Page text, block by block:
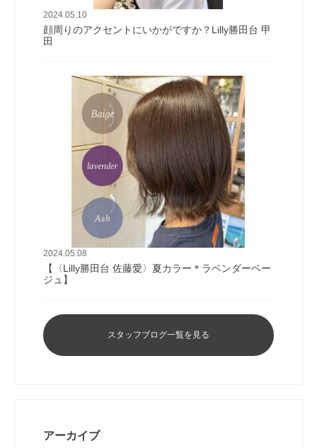
2024.05.10
顔周りのアクセントにいかがですか？Lilly勝田台 甲
田
2024.05.08
【〈Lilly勝田台 佐藤愛〉夏カラー＊ラベンダーベー
ジュ】
スタッフブログ一覧を見る
アーカイブ